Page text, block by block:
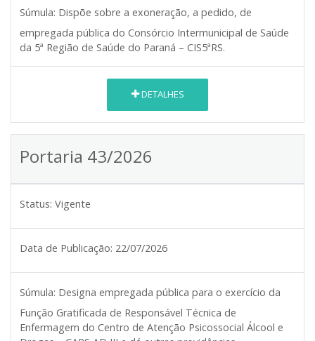
Súmula: Dispõe sobre a exoneração, a pedido, de
empregada pública do Consórcio Intermunicipal de Saúde
da 5ª Região de Saúde do Paraná – CIS5ªRS.
DETALHES
Portaria 43/2026
Status: Vigente
Data de Publicação: 22/07/2026
Súmula: Designa empregada pública para o exercício da
Função Gratificada de Responsável Técnica de
Enfermagem do Centro de Atenção Psicossocial Álcool e